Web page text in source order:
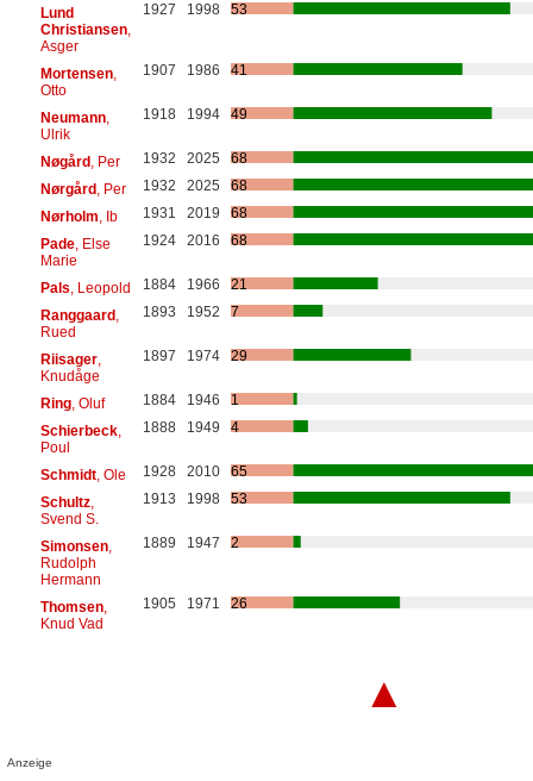
Lund
Christiansen,
Asger
1927 1998 53
Mortensen,
Otto
1907 1986 41
Neumann,
Ulrik
1918 1994 49
Nøgård, Per 1932 2025
68
Nørgård, Per 1932 2025
68
Nørholm , Ib 1931 2019
68
Pade, Else
Marie
1924 2016 68
Pals , Leopold 1884 1966
21
Ranggaard,
Rued
1893 1952 7
Riisager,
Knudåge
1897 1974 29
Ring, Oluf 1884 1946
1
Schierbeck,
Poul
1888 1949 4
Schmidt, Ole 1928 2010
65
Schultz,
Svend S.
1913 1998 53
Simonsen,
Rudolph
Hermann
1889 1947 2
Thomsen,
Knud Vad
1905 1971 26
▲
Anzeige